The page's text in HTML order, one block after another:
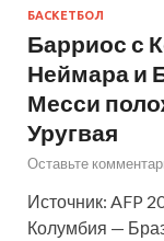
БАСКЕТБОЛ
Барриос с
Неймара и
Месси
Уругвая
Оставьте
Источник: AFP
Колумбия —